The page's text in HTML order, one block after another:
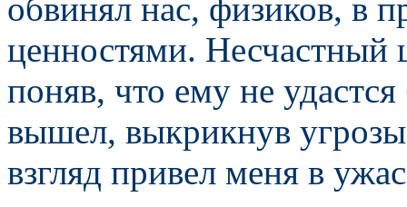
обвинял нас, физиков, в
ценностями. Несчастный
поняв, что ему не
вышел, выкрикнув
взгляд привел меня в